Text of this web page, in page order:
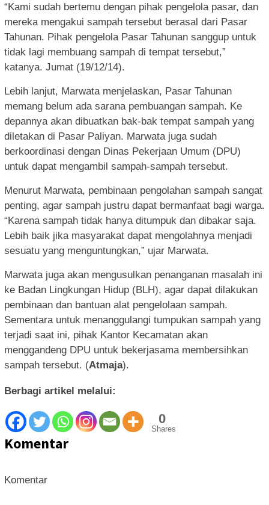
“Kami sudah bertemu dengan pihak pengelola pasar, dan
mereka mengakui sampah tersebut berasal dari Pasar
Tahunan. Pihak pengelola Pasar Tahunan sanggup untuk
tidak lagi membuang sampah di tempat tersebut,”
katanya. Jumat (19/12/14).
Lebih lanjut, Marwata menjelaskan, Pasar Tahunan
memang belum ada sarana pembuangan sampah. Ke
depannya akan dibuatkan bak-bak tempat sampah yang
diletakan di Pasar Paliyan. Marwata juga sudah
berkoordinasi dengan Dinas Pekerjaan Umum (DPU)
untuk dapat mengambil sampah-sampah tersebut.
Menurut Marwata, pembinaan pengolahan sampah sangat
penting, agar sampah justru dapat bermanfaat bagi warga.
“Karena sampah tidak hanya ditumpuk dan dibakar saja.
Lebih baik jika masyarakat dapat mengolahnya menjadi
sesuatu yang menguntungkan,” ujar Marwata.
Marwata juga akan mengusulkan penanganan masalah ini
ke Badan Lingkungan Hidup (BLH), agar dapat dilakukan
pembinaan dan bantuan alat pengelolaan sampah.
Sementara untuk menanggulangi tumpukan sampah yang
terjadi saat ini, pihak Kantor Kecamatan akan
menggandeng DPU untuk bekerjasama membersihkan
sampah tersebut. (Atmaja).
Berbagi artikel melalui:
0
Shares
Komentar
Komentar